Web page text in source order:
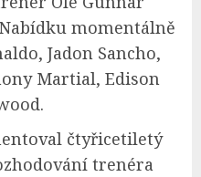
momentálně
Jadon Sancho,
Martial, Edison
čtyřicetiletý
trenéra